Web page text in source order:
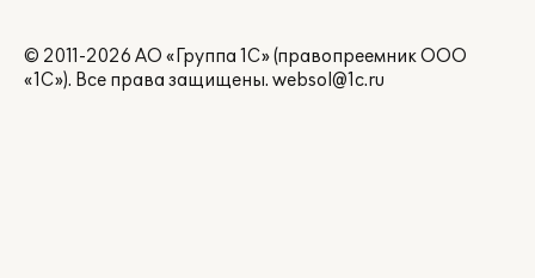
© 2011-2026 АО «Группа 1С» (правопреемник ООО
«1С»). Все права защищены. websol@1c.ru